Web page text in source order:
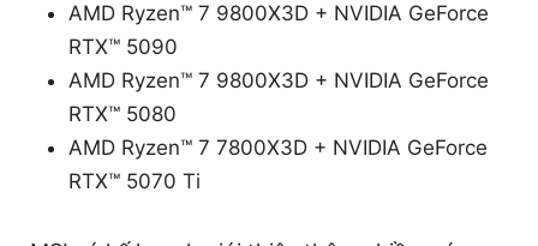
AMD Ryzen™ 7 9800X3D + NVIDIA GeForce
RTX™ 5090
AMD Ryzen™ 7 9800X3D + NVIDIA GeForce
RTX™ 5080
AMD Ryzen™ 7 7800X3D + NVIDIA GeForce
RTX™ 5070 Ti